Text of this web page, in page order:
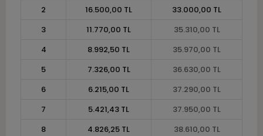
2
16.500,00 TL
33.000,00 TL
3
11.770,00 TL
35.310,00 TL
4
8.992,50 TL
35.970,00 TL
5
7.326,00 TL
36.630,00 TL
6
6.215,00 TL
37.290,00 TL
7
5.421,43 TL
37.950,00 TL
8
4.826,25 TL
38.610,00 TL